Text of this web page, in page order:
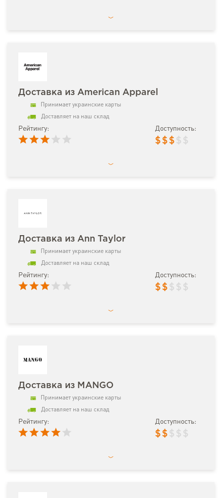
Доставка из American Apparel
Принимает украинские карты
Доставляет на наш склад
Рейтингу: Доступность:
$ $ $ $ $
Доставка из Ann Taylor
Принимает украинские карты
Доставляет на наш склад
Рейтингу: Доступность:
$ $ $ $ $
Доставка из MANGO
Принимает украинские карты
Доставляет на наш склад
Рейтингу: Доступность:
$ $ $ $ $